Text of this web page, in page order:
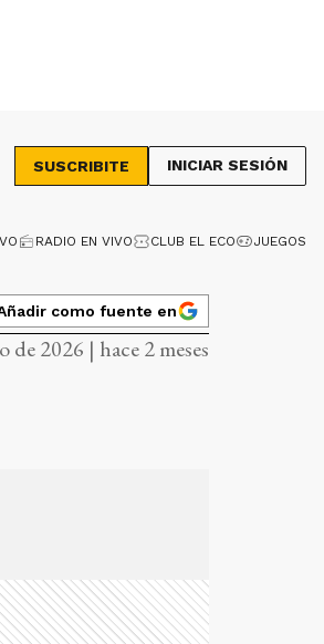
SUSCRIBITE INICIAR SESIÓN
RADIO EN VIVO CLUB EL ECO JUEGOS
como fuente en
de 2026 | hace 2 meses